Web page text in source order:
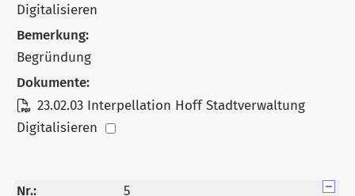
Digitalisieren
Bemerkung:
Begründung
Dokumente:
23.02.03 Interpellation Hoff Stadtverwaltung
Digitalisieren
Nr.:
5